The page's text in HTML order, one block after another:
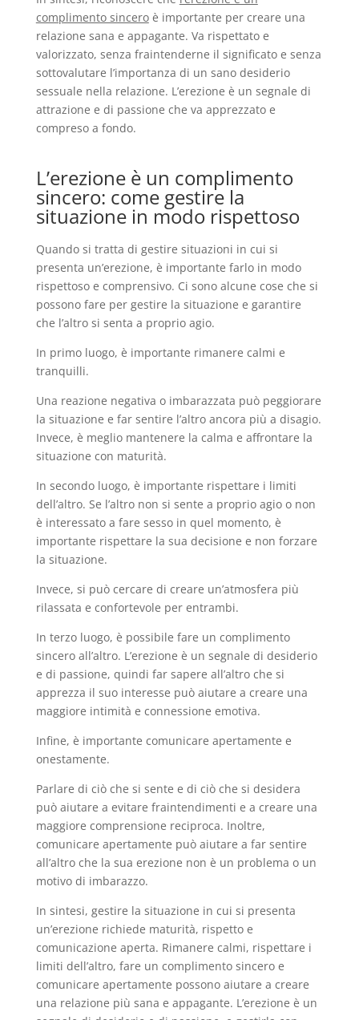
complimento sinceroè importante per creare una
relazione sana e appagante. Va rispettato e
valorizzato, senza fraintenderne il significato e senza
sottovalutare l’importanza di un sano desiderio
sessuale nella relazione. L’erezione è un segnale di
attrazione e di passione che va apprezzato e
compreso a fondo.
L’erezione è un complimento
sincero: come gestire la
situazione in modo rispettoso
Quando si tratta di gestire situazioni in cui si
presenta un’erezione, è importante farlo in modo
rispettoso e comprensivo. Ci sono alcune cose che si
possono fare per gestire la situazione e garantire
che l’altro si senta a proprio agio.
In primo luogo, è importante rimanere calmi e
tranquilli.
Una reazione negativa o imbarazzata può peggiorare
la situazione e far sentire l’altro ancora più a disagio.
Invece, è meglio mantenere la calma e affrontare la
situazione con maturità.
In secondo luogo, è importante rispettare i limiti
dell’altro. Se l’altro non si sente a proprio agio o non
è interessato a fare sesso in quel momento, è
importante rispettare la sua decisione e non forzare
la situazione.
Invece, si può cercare di creare un’atmosfera più
rilassata e confortevole per entrambi.
In terzo luogo, è possibile fare un complimento
sincero all’altro. L’erezione è un segnale di desiderio
e di passione, quindi far sapere all’altro che si
apprezza il suo interesse può aiutare a creare una
maggiore intimità e connessione emotiva.
Infine, è importante comunicare apertamente e
onestamente.
Parlare di ciò che si sente e di ciò che si desidera
può aiutare a evitare fraintendimenti e a creare una
maggiore comprensione reciproca. Inoltre,
comunicare apertamente può aiutare a far sentire
all’altro che la sua erezione non è un problema o un
motivo di imbarazzo.
In sintesi, gestire la situazione in cui si presenta
un’erezione richiede maturità, rispetto e
comunicazione aperta. Rimanere calmi, rispettare i
limiti dell’altro, fare un complimento sincero e
comunicare apertamente possono aiutare a creare
una relazione più sana e appagante. L’erezione è un